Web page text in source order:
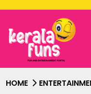
HOME